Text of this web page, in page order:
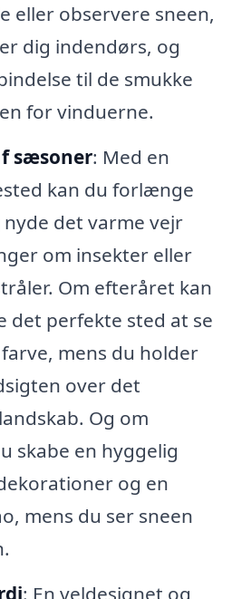
eller observere sneen,
dig indendørs, og
til de smukke
for vinduerne.
sæsoner: Med en
kan du forlænge
det varme vejr
om insekter eller
Om efteråret kan
det perfekte sted at se
mens du holder
over det
Og om
skabe en hyggelig
og en
mens du ser sneen
: En veldesignet og